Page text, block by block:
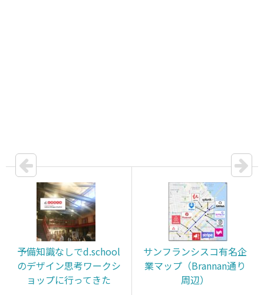
予備知識なしでd.school
のデザイン思考ワークシ
ョップに行ってきた
サンフランシスコ有名企
業マップ（Brannan通り
周辺）